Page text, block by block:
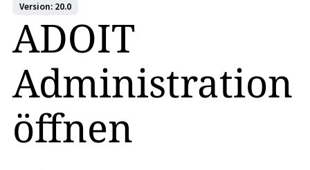
Version: 20.0
ADOIT
Administration
öffnen